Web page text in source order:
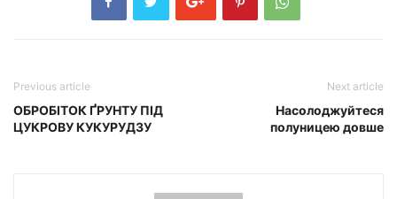
Previous article
ОБРОБІТОК ҐРУНТУ ПІД
ЦУКРОВУ КУКУРУДЗУ
Next article
Насолоджуйтеся
полуницею довше